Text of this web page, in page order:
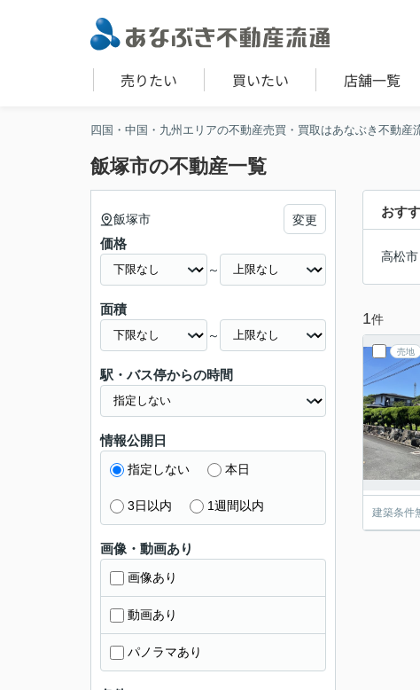
売りたい 買いたい 店舗一覧
四国・中国・九州エリアの不動産売買・買取はあなぶき不動産
飯塚市の不動産一覧
おす
高松市
1件
売地
建築条件
飯塚市 変更
価格
～
面積
～
駅・バス停からの時間
情報公開日
指定しない 本日
3日以内 1週間以内
画像・動画あり
画像あり
動画あり
パノラマあり